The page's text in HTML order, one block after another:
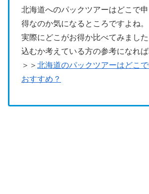
北海道へのパックツアーはどこで
得なのか気になるところですよね。
実際にどこがお得か比べてみまし
込むか考えている方の参考になれば
＞＞ 北海道のパックツアーはどこ
おすすめ？